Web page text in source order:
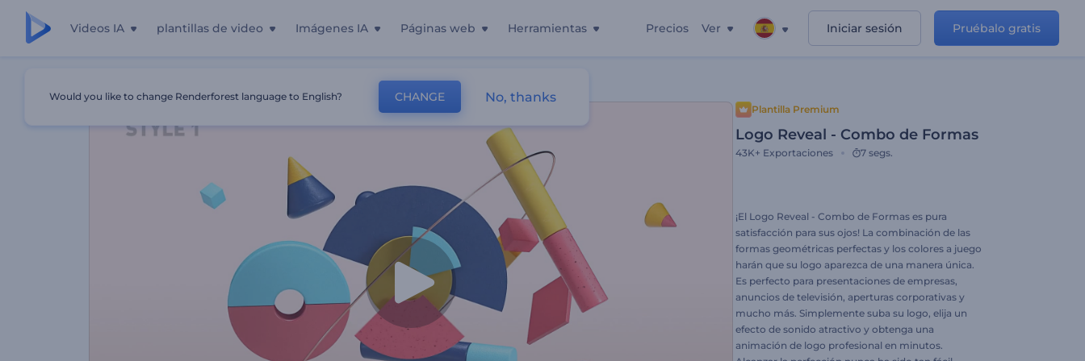
Videos IA plantillas de video Imágenes IA Páginas web Herramientas Precios Ver Iniciar sesión Pruébalo gratis
Plantilla Premium
Logo Reveal - Combo de Formas
43K+ Exportaciones 7 segs.
¡El Logo Reveal - Combo de Formas es pura
satisfacción para sus ojos! La combinación de las
formas geométricas perfectas y los colores a juego
harán que su logo aparezca de una manera única.
Es perfecto para presentaciones de empresas,
anuncios de televisión, aperturas corporativas y
mucho más. Simplemente suba su logo, elija un
efecto de sonido atractivo y obtenga una
animación de logo profesional en minutos.
Would you like to change Renderforest language to English? CHANGE No, thanks